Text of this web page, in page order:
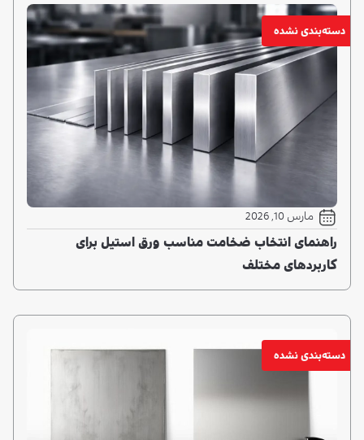
دسته‌بندی نشده
مارس 10, 2026
راهنمای انتخاب ضخامت مناسب ورق استیل برای
کاربردهای مختلف
دسته‌بندی نشده